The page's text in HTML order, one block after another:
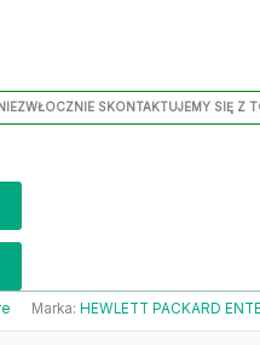
SKONTAKTUJEMY SIĘ Z
Marka: HEWLETT PACKARD